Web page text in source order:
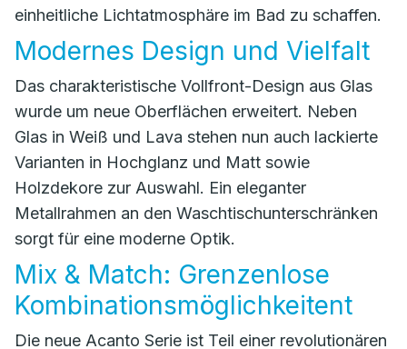
einheitliche Lichtatmosphäre im Bad zu schaffen.
Modernes Design und Vielfalt
Das charakteristische Vollfront-Design aus Glas
wurde um neue Oberflächen erweitert. Neben
Glas in Weiß und Lava stehen nun auch lackierte
Varianten in Hochglanz und Matt sowie
Holzdekore zur Auswahl. Ein eleganter
Metallrahmen an den Waschtischunterschränken
sorgt für eine moderne Optik.
Mix & Match: Grenzenlose
Kombinationsmöglichkeitent
Die neue Acanto Serie ist Teil einer revolutionären